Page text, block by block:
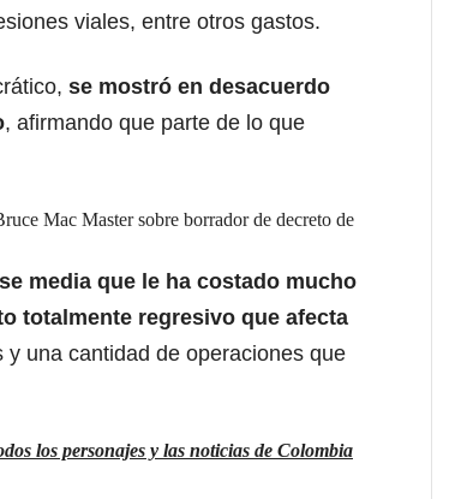
viales, entre otros gastos.
se mostró en desacuerdo
, afirmando que parte de lo que
Mac Master sobre borrador de decreto de
media que le ha costado mucho
totalmente regresivo que afecta
una cantidad de operaciones que
los personajes y las noticias de Colombia